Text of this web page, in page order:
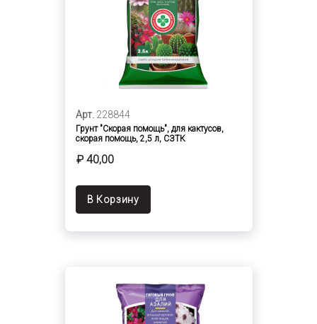
Арт. 228844
Грунт "Скорая помощь", для кактусов,
скорая помощь, 2,5 л, СЗТК
₽ 40,00
В Корзину